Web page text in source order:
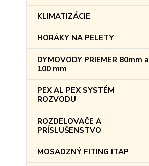
KLIMATIZÁCIE
HORÁKY NA PELETY
DYMOVODY PRIEMER 80mm a
100 mm
PEX AL PEX SYSTÉM
ROZVODU
ROZDELOVAČE A
PRÍSLUŠENSTVO
MOSADZNÝ FITING ITAP